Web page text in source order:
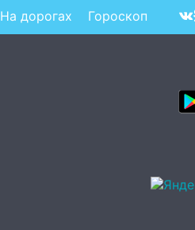
На дорогах Гороскоп